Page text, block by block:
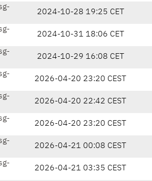
2024-10-28 19:25 CET
2024-10-31 18:06 CET
2024-10-29 16:08 CET
2026-04-20 23:20 CEST
2026-04-20 22:42 CEST
2026-04-20 23:20 CEST
2026-04-21 00:08 CEST
2026-04-21 03:35 CEST